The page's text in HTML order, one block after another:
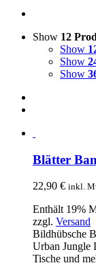
Show 12
Show
Show
Show
Blätter
22,90 € inkl.
Enthält 19%
zzgl. Versand
Bildhübsche
Urban Jungle
Tische und